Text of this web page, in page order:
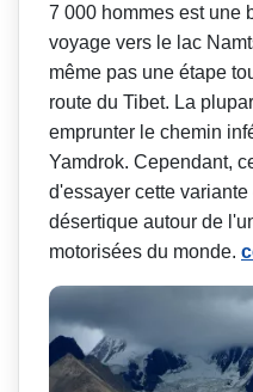
7 000 hommes est une
voyage vers le lac
même pas une étape
route du Tibet. La
emprunter le chemin
Yamdrok. Cependant,
d'essayer cette
désertique autour de
motorisées du monde.